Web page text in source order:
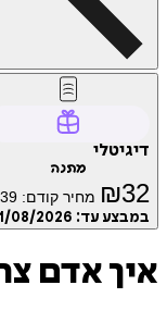
דיגיטלי
מתנה
₪32 מחיר קודם: 39
במבצע עד: 08/2026
איך אדם